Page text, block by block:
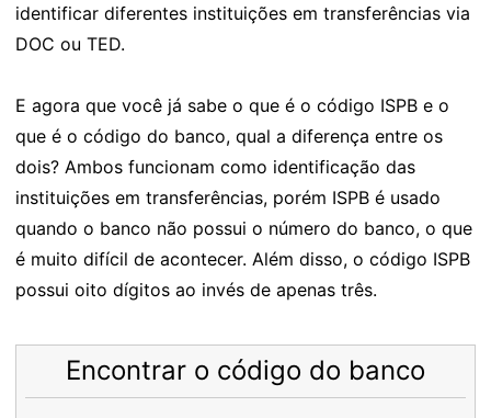
identificar diferentes instituições em transferências via
DOC ou TED.
E agora que você já sabe o que é o código ISPB e o
que é o código do banco, qual a diferença entre os
dois? Ambos funcionam como identificação das
instituições em transferências, porém ISPB é usado
quando o banco não possui o número do banco, o que
é muito difícil de acontecer. Além disso, o código ISPB
possui oito dígitos ao invés de apenas três.
Encontrar o código do banco